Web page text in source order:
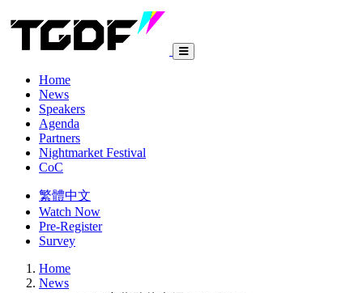
Home
News
Speakers
Agenda
Partners
Nightmarket Festival
CoC
繁體中文
Watch Now
Pre-Register
Survey
Home
News